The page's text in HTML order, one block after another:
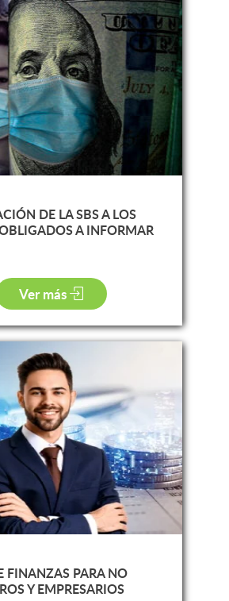
DE LA SBS A LOS
A INFORMAR
Ver más
FINANZAS PARA NO
Y EMPRESARIOS